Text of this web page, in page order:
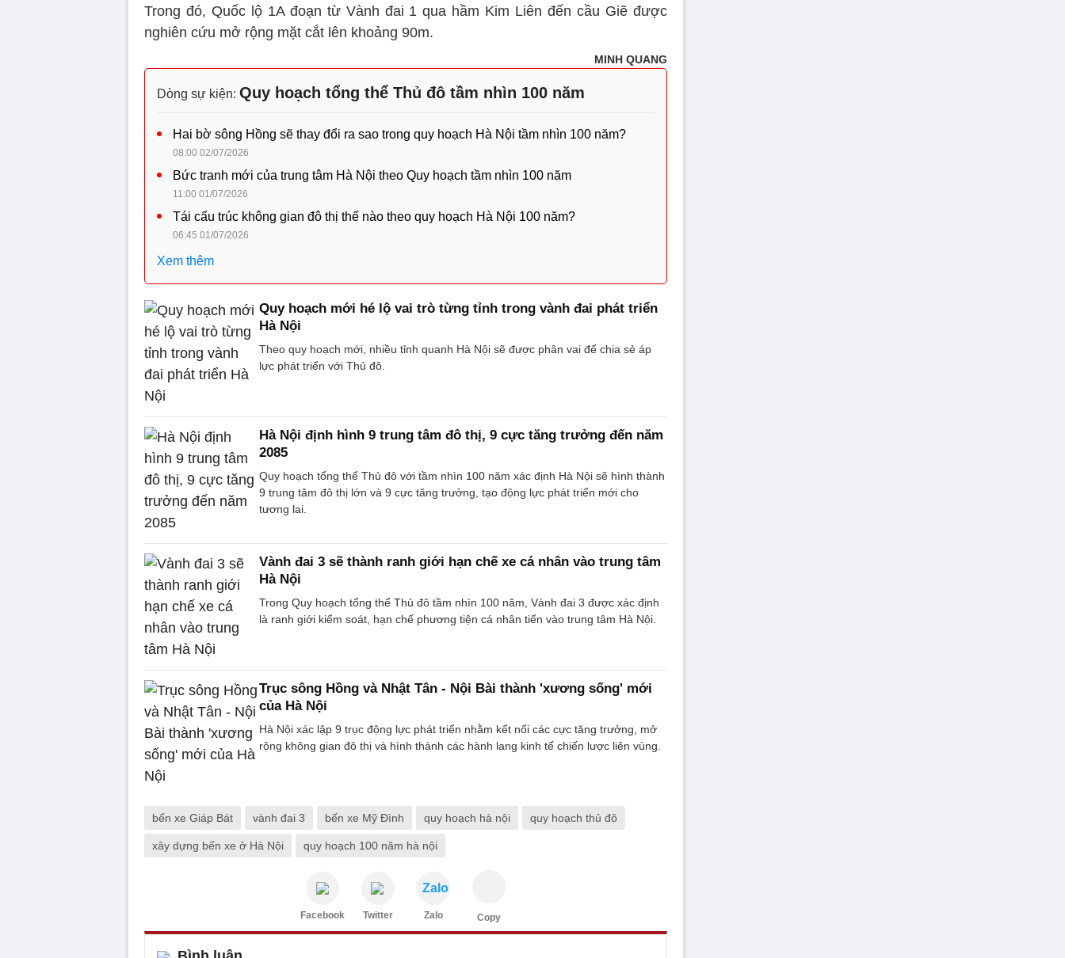
Trong đó, Quốc lộ 1A đoạn từ Vành đai 1 qua hầm Kim Liên đến cầu Giẽ được
nghiên cứu mở rộng mặt cắt lên khoảng 90m.
MINH QUANG
Dòng sự kiện: Quy hoạch tổng thể Thủ đô tầm nhìn 100 năm
Hai bờ sông Hồng sẽ thay đổi ra sao trong quy hoạch Hà Nội tầm nhìn 100 năm?
08:00 02/07/2026
Bức tranh mới của trung tâm Hà Nội theo Quy hoạch tầm nhìn 100 năm
11:00 01/07/2026
Tái cấu trúc không gian đô thị thế nào theo quy hoạch Hà Nội 100 năm?
06:45 01/07/2026
Xem thêm
Quy hoạch mới hé lộ vai trò từng tỉnh trong vành đai phát triển
Hà Nội
Theo quy hoạch mới, nhiều tỉnh quanh Hà Nội sẽ được phân vai để chia sẻ áp
lực phát triển với Thủ đô.
Hà Nội định hình 9 trung tâm đô thị, 9 cực tăng trưởng đến năm
2085
Quy hoạch tổng thể Thủ đô với tầm nhìn 100 năm xác định Hà Nội sẽ hình thành
9 trung tâm đô thị lớn và 9 cực tăng trưởng, tạo động lực phát triển mới cho
tương lai.
Vành đai 3 sẽ thành ranh giới hạn chế xe cá nhân vào trung tâm
Hà Nội
Trong Quy hoạch tổng thể Thủ đô tầm nhìn 100 năm, Vành đai 3 được xác định
là ranh giới kiểm soát, hạn chế phương tiện cá nhân tiến vào trung tâm Hà Nội.
Trục sông Hồng và Nhật Tân - Nội Bài thành 'xương sống' mới
của Hà Nội
Hà Nội xác lập 9 trục động lực phát triển nhằm kết nối các cực tăng trưởng, mở
rộng không gian đô thị và hình thành các hành lang kinh tế chiến lược liên vùng.
bến xe Giáp Bát vành đai 3 bến xe Mỹ Đình quy hoạch hà nội quy hoạch thủ đô
xây dựng bến xe ở Hà Nội quy hoạch 100 năm hà nội
Facebook Twitter
Zalo
Zalo Copy